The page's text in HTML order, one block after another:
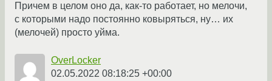
Причем в целом оно да, как-то работает, но мелочи,
с которыми надо постоянно ковыряться, ну… их
(мелочей) просто уйма.
OverLocker
02.05.2022 08:18:25 +00:00